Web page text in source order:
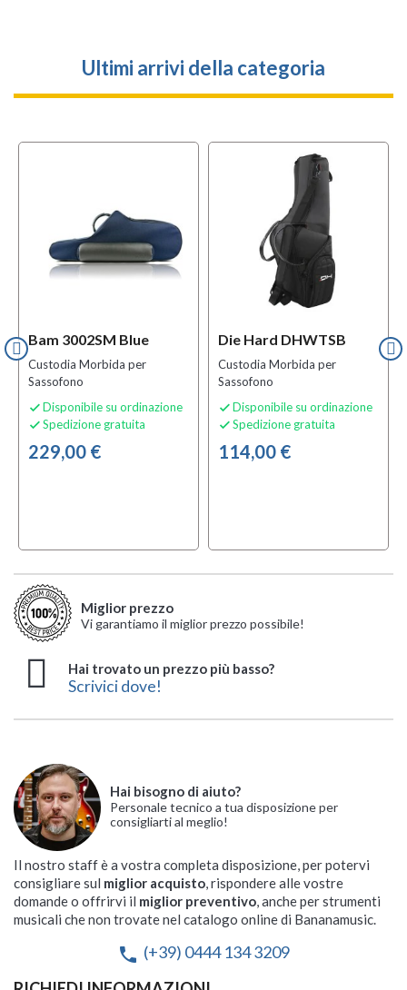
Ultimi arrivi della categoria
Bam 3002SM Blue
Custodia Morbida per
Sassofono
 Disponibile su ordinazione
 Spedizione gratuita
229,00 €
Die Hard DHWTSB
Custodia Morbida per
Sassofono
 Disponibile su ordinazione
 Spedizione gratuita
114,00 €
Miglior prezzo
Vi garantiamo il miglior prezzo possibile!
Hai trovato un prezzo più basso?
Scrivici dove!
Hai bisogno di aiuto?
Personale tecnico a tua disposizione per
consigliarti al meglio!
Il nostro staff è a vostra completa disposizione, per potervi
consigliare sul miglior acquisto, rispondere alle vostre
domande o offrirvi il miglior preventivo, anche per strumenti
musicali che non trovate nel catalogo online di Bananamusic.
phone (+39) 0444 134 3209